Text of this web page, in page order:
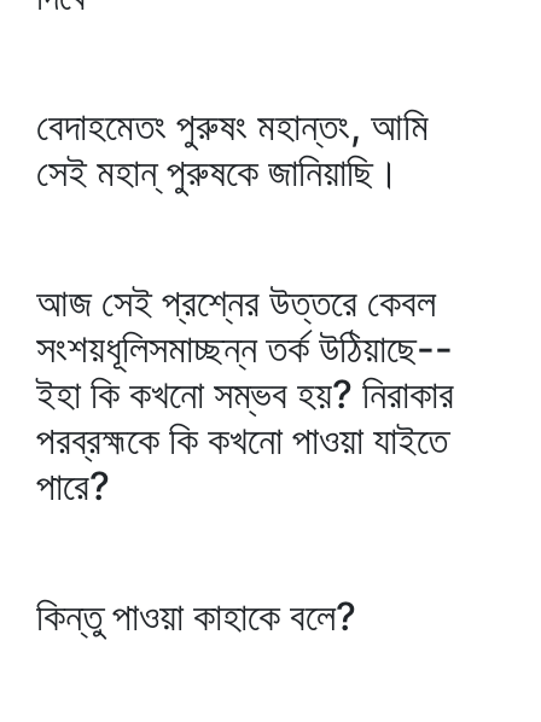
বেদাহমেতং পুরুষং মহান্তং, আমি
সেই মহান্‌ পুরুষকে জানিয়াছি।
আজ সেই প্রশ্নের উত্তরে কেবল
সংশয়ধূলিসমাচ্ছন্ন তর্ক উঠিয়াছে--
ইহা কি কখনো সম্ভব হয়? নিরাকার
পরব্রহ্মকে কি কখনো পাওয়া যাইতে
পারে?
কিন্তু পাওয়া কাহাকে বলে?